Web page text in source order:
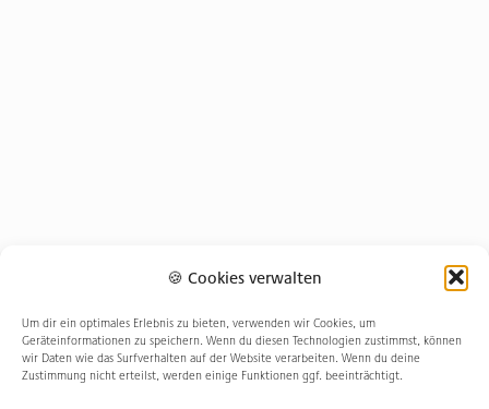
🍪 Cookies verwalten
Um dir ein optimales Erlebnis zu bieten, verwenden wir Cookies, um
Geräteinformationen zu speichern. Wenn du diesen Technologien zustimmst, können
wir Daten wie das Surfverhalten auf der Website verarbeiten. Wenn du deine
Zustimmung nicht erteilst, werden einige Funktionen ggf. beeinträchtigt.